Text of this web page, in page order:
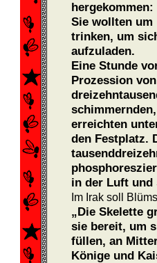
hergekommen:
Sie wollten um
trinken, um
aufzuladen.
Eine Stunde
Prozession von
erreichten
den Festplatz.
in der Luft und
Im Irak soll
„Die Skelette
sie bereit, um
füllen, an
Könige und